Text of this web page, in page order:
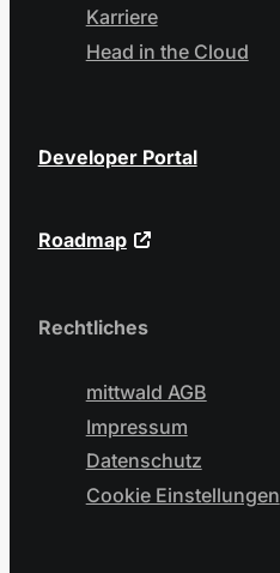
Karriere
Head in the Cloud
Developer Portal
Roadmap
Rechtliches
mittwald AGB
Impressum
Datenschutz
Cookie Einstellungen